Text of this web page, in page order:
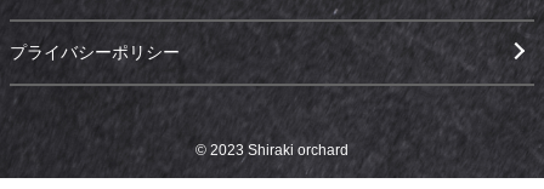
プライバシーポリシー
© 2023 Shiraki orchard